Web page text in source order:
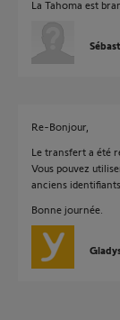
La Tahoma est
Re-Bonjour,
Le transfert a été
Vous pouvez
anciens identifiants.
Bonne journée.